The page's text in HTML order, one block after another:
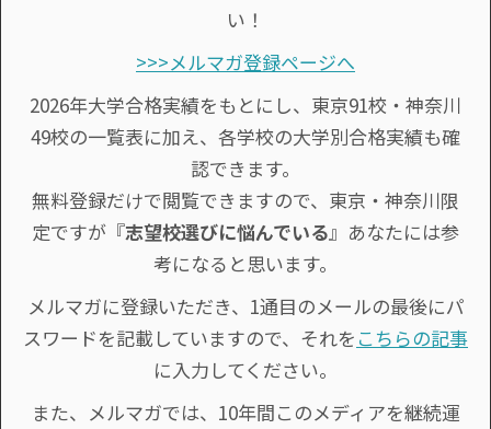
い！
>>>メルマガ登録ページへ
2026年大学合格実績をもとにし、東京91校・神奈川
49校の一覧表に加え、各学校の大学別合格実績も確
認できます。
無料登録だけで閲覧できますので、東京・神奈川限
定ですが『志望校選びに悩んでいる』あなたには参
考になると思います。
メルマガに登録いただき、1通目のメールの最後にパ
スワードを記載していますので、それを こちらの記事
に入力してください。
また、メルマガでは、10年間このメディアを継続運